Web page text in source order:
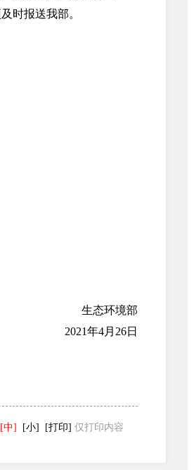
时报送我部。
生态环境部
2021年4月26日
[中] [小] [打印] 仅打印内容